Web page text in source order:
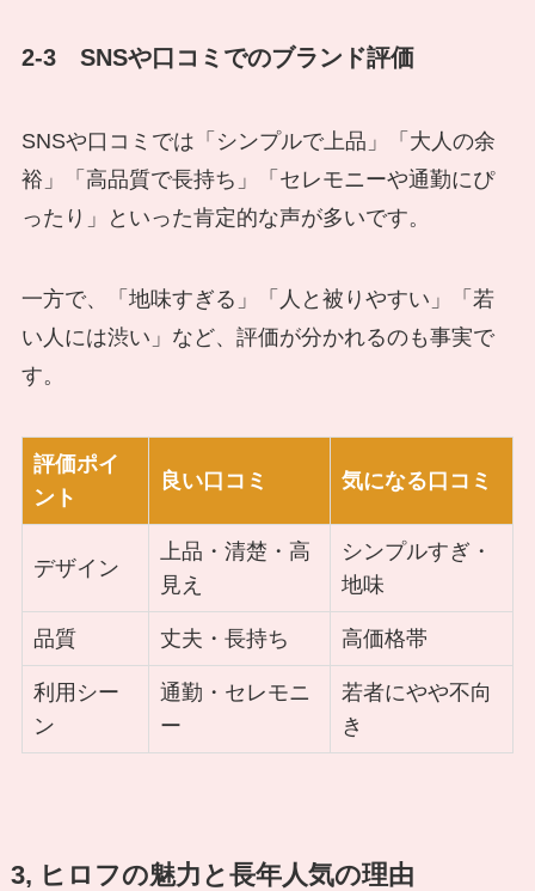
2-3 SNSや口コミでのブランド評価
SNSや口コミでは「シンプルで上品」「大人の余
裕」「高品質で長持ち」「セレモニーや通勤にぴ
ったり」といった肯定的な声が多いです。
一方で、「地味すぎる」「人と被りやすい」「若
い人には渋い」など、評価が分かれるのも事実で
す。
評価ポイ
ント
良い口コミ 気になる口コミ
デザイン
上品・清楚・高
見え
シンプルすぎ・
地味
品質 丈夫・長持ち 高価格帯
利用シー
ン
通勤・セレモニ
ー
若者にやや不向
き
3, ヒロフの魅力と長年人気の理由